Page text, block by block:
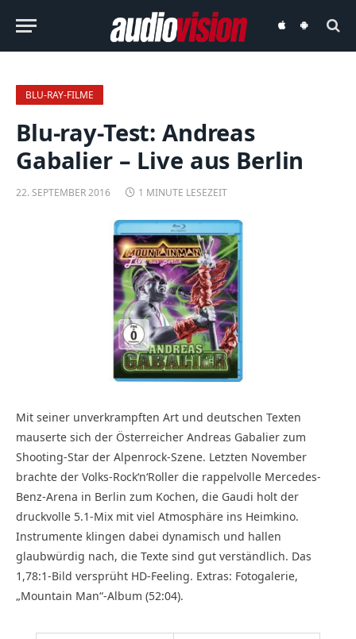
audiovisionaudiovision
BLU-RAY-FILME
Blu-ray-Test: Andreas
Gabalier – Live aus Berlin
22. SEPTEMBER 2016 1 MINUTE LESEZEIT
Mit seiner unverkrampften Art und deutschen Texten
mauserte sich der Österreicher Andreas Gabalier zum
Shooting-Star der Alpenrock-Szene. Letzten November
brachte der Volks-Rock‘n‘Roller die rappelvolle Mercedes-
Benz-Arena in Berlin zum Kochen, die Gaudi holt der
druckvolle 5.1-Mix mit viel Atmosphäre ins Heimkino.
Instrumente klingen dabei dynamisch und hallen
glaubwürdig nach, die Texte sind gut verständlich. Das
1,78:1-Bild versprüht HD-Feeling. Extras: Fotogalerie,
„Mountain Man“-Album (52:04).